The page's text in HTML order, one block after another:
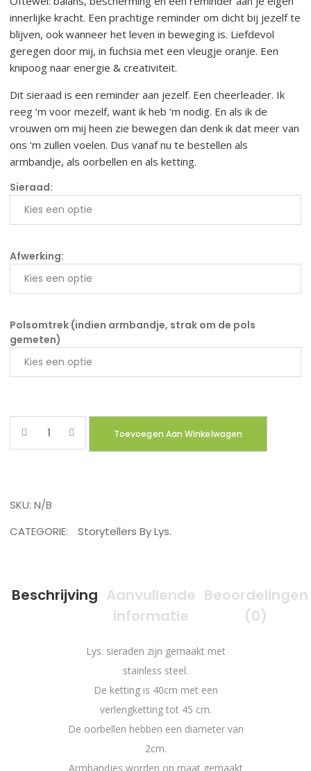
innerlijke kracht. Een prachtige reminder om dicht bij jezelf te
blijven, ook wanneer het leven in beweging is. Liefdevol
geregen door mij, in fuchsia met een vleugje oranje. Een
knipoog naar energie & creativiteit.
Dit sieraad is een reminder aan jezelf. Een cheerleader. Ik
reeg ‘m voor mezelf, want ik heb ‘m nodig. En als ik de
vrouwen om mij heen zie bewegen dan denk ik dat meer van
ons ‘m zullen voelen. Dus vanaf nu te bestellen als
armbandje, als oorbellen en als ketting.
Sieraad:
Afwerking:
Polsomtrek (indien armbandje, strak om de pols
gemeten)
Toevoegen Aan Winkelwagen
SKU: N/B
CATEGORIE:
Storytellers By Lys.
Beschrijving Aanvullende
informatie
Beoordelingen
(0)
Lys. sieraden zijn gemaakt met
stainless steel.
De ketting is 40cm met een
verlengketting tot 45 cm.
De oorbellen hebben een diameter van
2cm.
Armbandjes worden op maat gemaakt